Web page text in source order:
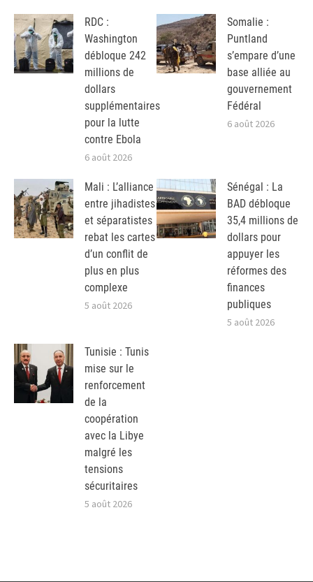
RDC :
Washington
débloque 242
millions de
dollars
supplémentaires
pour la lutte
contre Ebola
6 août 2026
Somalie :
Puntland
s’empare d’une
base alliée au
gouvernement
Fédéral
6 août 2026
Mali : L’alliance
entre jihadistes
et séparatistes
rebat les cartes
d’un conflit de
plus en plus
complexe
5 août 2026
Sénégal : La
BAD débloque
35,4 millions de
dollars pour
appuyer les
réformes des
finances
publiques
5 août 2026
Tunisie : Tunis
mise sur le
renforcement
de la
coopération
avec la Libye
malgré les
tensions
sécuritaires
5 août 2026